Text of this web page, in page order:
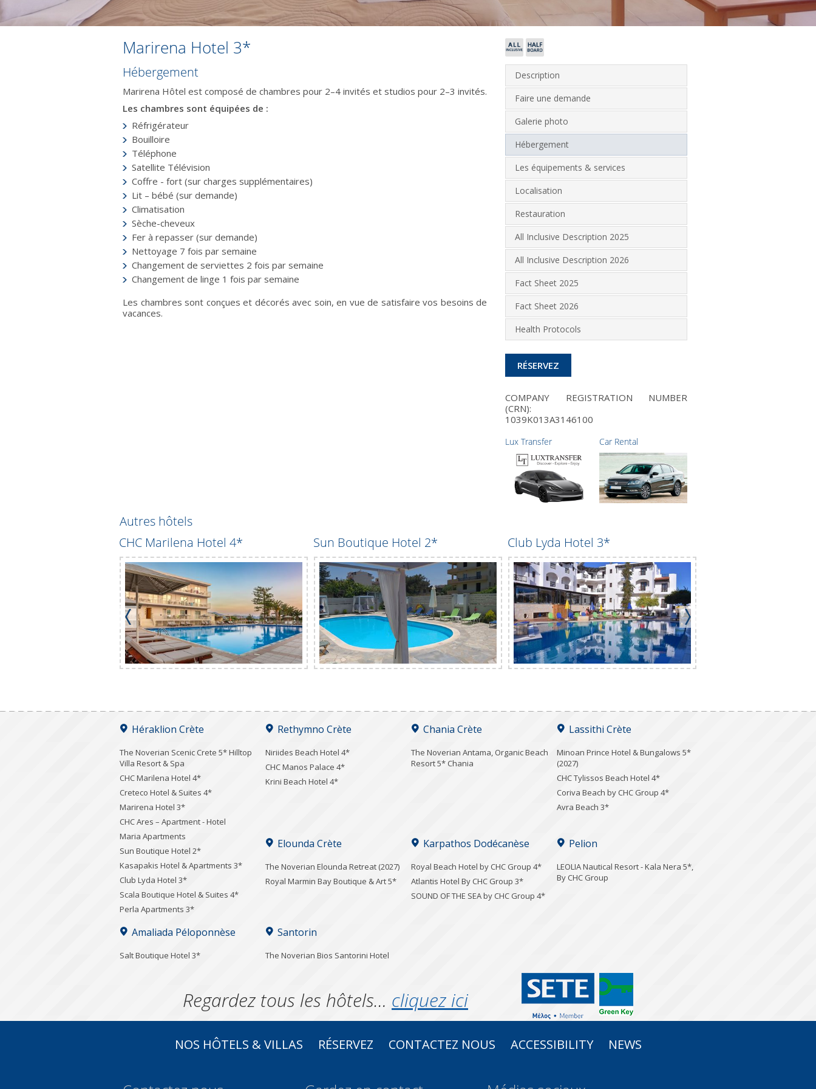
Marirena Hotel 3*
Hébergement
Marirena Hôtel est composé de chambres pour 2–4 invités et studios pour 2–3 invités.
Les chambres sont équipées de :
Réfrigérateur
Bouilloire
Téléphone
Satellite Télévision
Coffre - fort (sur charges supplémentaires)
Lit – bébé (sur demande)
Climatisation
Sèche-cheveux
Fer à repasser (sur demande)
Nettoyage 7 fois par semaine
Changement de serviettes 2 fois par semaine
Changement de linge 1 fois par semaine
Les chambres sont conçues et décorés avec soin, en vue de satisfaire vos besoins de
vacances.
Description
Faire une demande
Galerie photo
Hébergement
Les équipements & services
Localisation
Restauration
All Inclusive Description 2025
All Inclusive Description 2026
Fact Sheet 2025
Fact Sheet 2026
Health Protocols
RÉSERVEZ
COMPANY REGISTRATION NUMBER
(CRN):
1039K013A3146100
Lux Transfer Car Rental
Autres hôtels
CHC Marilena Hotel 4* Sun Boutique Hotel 2* Club Lyda Hotel 3*
Héraklion Crète
The Noverian Scenic Crete 5* Hilltop
Villa Resort & Spa
CHC Marilena Hotel 4*
Creteco Hotel & Suites 4*
Marirena Hotel 3*
CHC Ares – Apartment - Hotel
Maria Apartments
Sun Boutique Hotel 2*
Kasapakis Hotel & Apartments 3*
Club Lyda Hotel 3*
Scala Boutique Hotel & Suites 4*
Perla Apartments 3*
Rethymno Crète
Niriides Beach Hotel 4*
CHC Manos Palace 4*
Krini Beach Hotel 4*
Chania Crète
Τhe Noverian Antama, Organic Beach
Resort 5* Chania
Lassithi Crète
Minoan Prince Hotel & Bungalows 5*
(2027)
CHC Tylissos Beach Hotel 4*
Coriva Beach by CHC Group 4*
Avra Beach 3*
Elounda Crète
The Noverian Elounda Retreat (2027)
Royal Marmin Bay Boutique & Art 5*
Karpathos Dodécanèse
Royal Beach Hotel by CHC Group 4*
Atlantis Hotel By CHC Group 3*
SOUND OF THE SEA by CHC Group 4*
Pelion
LEOLIA Nautical Resort - Kala Nera 5*,
By CHC Group
Amaliada Péloponnèse
Salt Boutique Hotel 3*
Santorin
The Noverian Bios Santorini Hotel
Regardez tous les hôtels… cliquez ici
NOS HÔTELS & VILLAS RÉSERVEZ CONTACTEZ NOUS ACCESSIBILITY NEWS